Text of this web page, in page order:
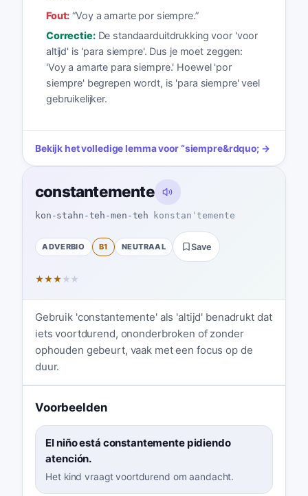
Fout: “Voy a amarte por siempre.”
Correctie: De standaarduitdrukking voor 'voor
altijd' is 'para siempre'. Dus je moet zeggen:
'Voy a amarte para siempre.' Hoewel 'por
siempre' begrepen wordt, is 'para siempre' veel
gebruikelijker.
Bekijk het volledige lemma voor“siempre&rdquo; →
constantemente
kon-stahn-teh-men-teh konstanˈtemente
ADVERBIO B1 NEUTRAAL Save
★★★ ★ ★
Gebruik 'constantemente' als 'altijd' benadrukt dat
iets voortdurend, ononderbroken of zonder
ophouden gebeurt, vaak met een focus op de
duur.
Voorbeelden
El niño está constantemente pidiendo
atención.
Het kind vraagt voortdurend om aandacht.